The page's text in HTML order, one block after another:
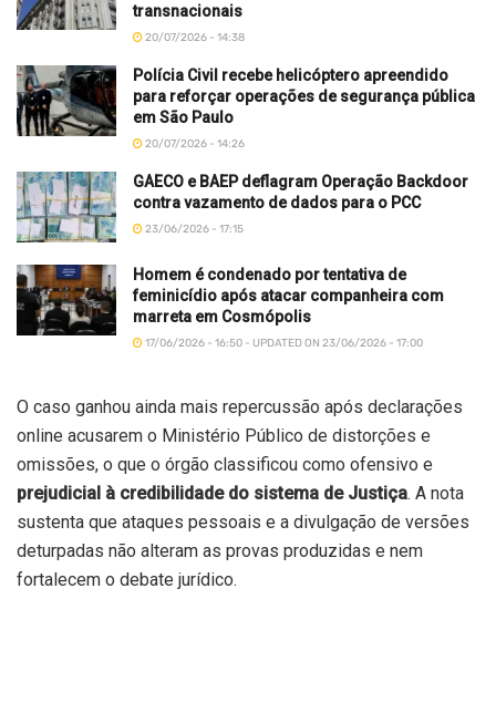
transnacionais
20/07/2026 - 14:38
Polícia Civil recebe helicóptero apreendido
para reforçar operações de segurança pública
em São Paulo
20/07/2026 - 14:26
GAECO e BAEP deflagram Operação Backdoor
contra vazamento de dados para o PCC
23/06/2026 - 17:15
Homem é condenado por tentativa de
feminicídio após atacar companheira com
marreta em Cosmópolis
17/06/2026 - 16:50 - UPDATED ON 23/06/2026 - 17:00
O caso ganhou ainda mais repercussão após declarações
online acusarem o Ministério Público de distorções e
omissões, o que o órgão classificou como ofensivo e
prejudicial à credibilidade do sistema de Justiça. A nota
sustenta que ataques pessoais e a divulgação de versões
deturpadas não alteram as provas produzidas e nem
fortalecem o debate jurídico.